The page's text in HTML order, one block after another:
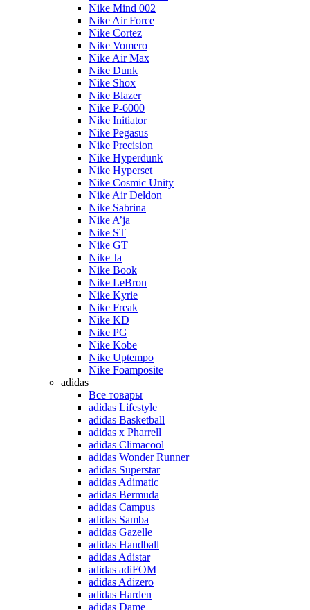
Nike Mind 002
Nike Air Force
Nike Cortez
Nike Vomero
Nike Air Max
Nike Dunk
Nike Shox
Nike Blazer
Nike P-6000
Nike Initiator
Nike Pegasus
Nike Precision
Nike Hyperdunk
Nike Hyperset
Nike Cosmic Unity
Nike Air Deldon
Nike Sabrina
Nike A’ja
Nike ST
Nike GT
Nike Ja
Nike Book
Nike LeBron
Nike Kyrie
Nike Freak
Nike KD
Nike PG
Nike Kobe
Nike Uptempo
Nike Foamposite
adidas
Все товары
adidas Lifestyle
adidas Basketball
adidas x Pharrell
adidas Climacool
adidas Wonder Runner
adidas Superstar
adidas Adimatic
adidas Bermuda
adidas Campus
adidas Samba
adidas Gazelle
adidas Handball
adidas Adistar
adidas adiFOM
adidas Adizero
adidas Harden
adidas Dame